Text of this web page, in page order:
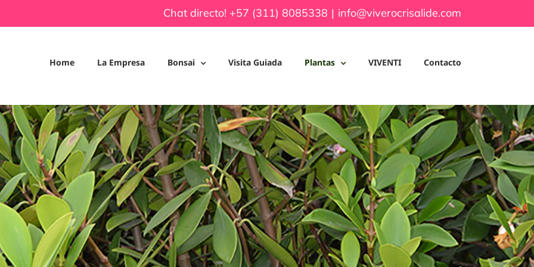
Chat directo! +57 (311) 8085338 | info@viverocrisalide.com
Home La Empresa Bonsai Visita Guiada Plantas VIVENTI Contacto